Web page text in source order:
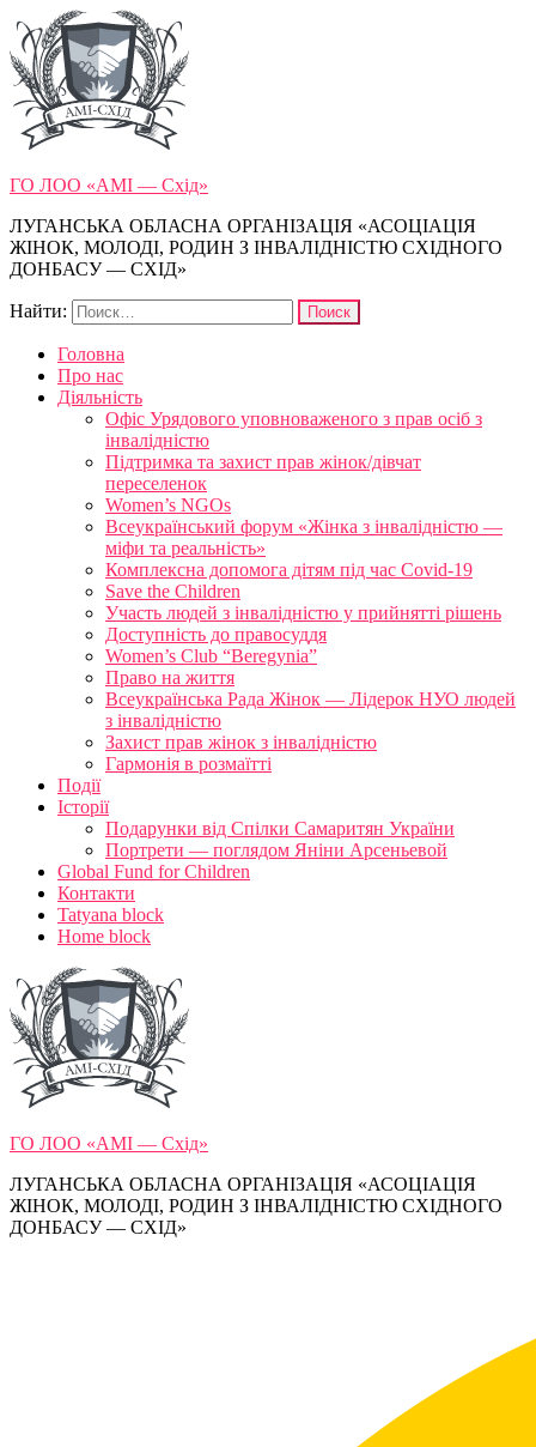
ГО ЛОО «АМІ — Схід»
ЛУГАНСЬКА ОБЛАСНА ОРГАНІЗАЦІЯ «АСОЦІАЦІЯ
ЖІНОК, МОЛОДІ, РОДИН З ІНВАЛІДНІСТЮ СХІДНОГО
ДОНБАСУ — СХІД»
Найти:
Головна
Про нас
Діяльність
Офіс Урядового уповноваженого з прав осіб з
інвалідністю
Підтримка та захист прав жінок/дівчат
переселенок
Women’s NGOs
Всеукраїнський форум «Жінка з інвалідністю —
міфи та реальність»
Комплексна допомога дітям під час Covid-19
Save the Children
Участь людей з інвалідністю у прийнятті рішень
Доступність до правосуддя
Women’s Club “Beregynia”
Право на життя
Всеукраїнська Рада Жінок — Лідерок НУО людей
з інвалідністю
Захист прав жінок з інвалідністю
Гармонія в розмаїтті
Події
Історії
Подарунки від Спілки Самаритян України
Портрети — поглядом Яніни Арсеньевой
Global Fund for Children
Контакти
Tatyana block
Home block
ГО ЛОО «АМІ — Схід»
ЛУГАНСЬКА ОБЛАСНА ОРГАНІЗАЦІЯ «АСОЦІАЦІЯ
ЖІНОК, МОЛОДІ, РОДИН З ІНВАЛІДНІСТЮ СХІДНОГО
ДОНБАСУ — СХІД»